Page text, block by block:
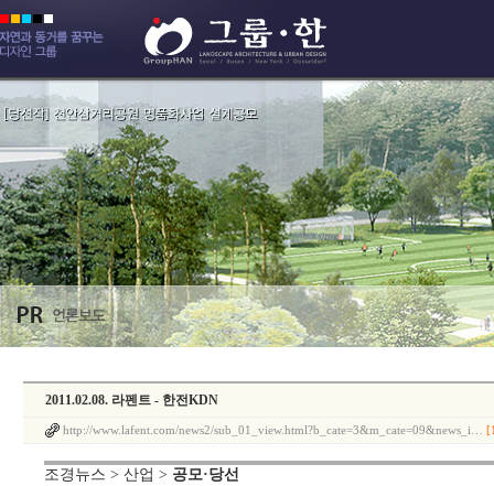
2011.02.08. 라펜트 - 한전KDN
http://www.lafent.com/news2/sub_01_view.html?b_cate=3&m_cate=09&news_i…
조경뉴스 > 산업 > 공모·당선